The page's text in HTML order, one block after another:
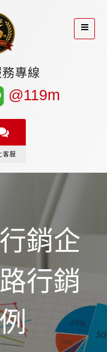
專線
@119m
客服
銷企
行銷